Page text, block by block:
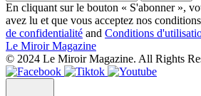
En cliquant sur le bouton « S'abonner »,
avez lu et que vous acceptez nos
de confidentialité and Conditions
Le Miroir Magazine
© 2024 Le Miroir Magazine. All Rights